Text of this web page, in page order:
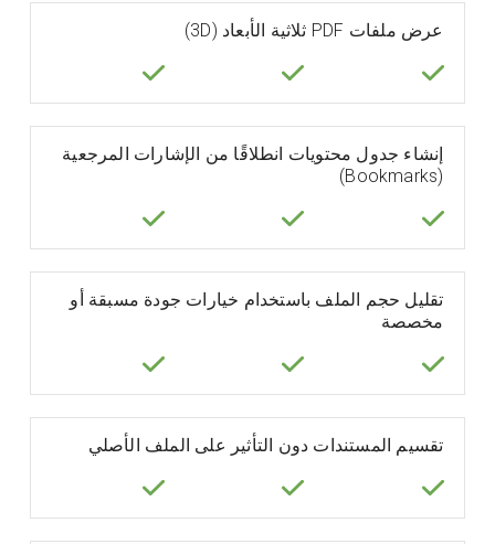
عرض ملفات PDF ثلاثية الأبعاد (3D)
إنشاء جدول محتويات انطلاقًا من الإشارات المرجعية
(Bookmarks)
تقليل حجم الملف باستخدام خيارات جودة مسبقة أو
مخصصة
تقسيم المستندات دون التأثير على الملف الأصلي